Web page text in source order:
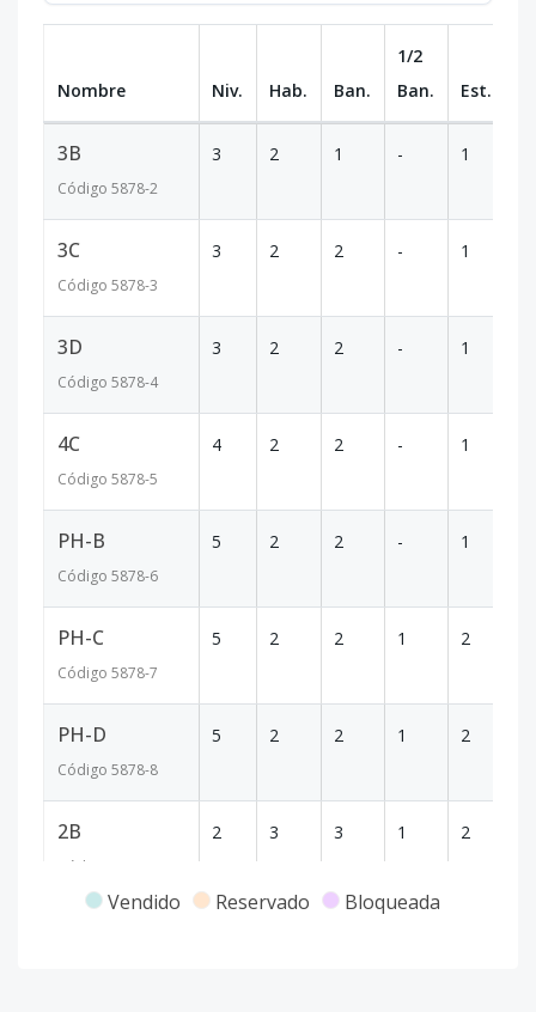
Nombre Niv. Hab. Ban.
1/2
Ban.
Est.
3B
Código 5878-2
3 2 1 - 1
3C
Código 5878-3
3 2 2 - 1
3D
Código 5878-4
3 2 2 - 1
4C
Código 5878-5
4 2 2 - 1
PH-B
Código 5878-6
5 2 2 - 1
PH-C
Código 5878-7
5 2 2 1 2
PH-D
Código 5878-8
5 2 2 1 2
2B
Código
2 3 3 1 2
Vendido Reservado Bloqueada